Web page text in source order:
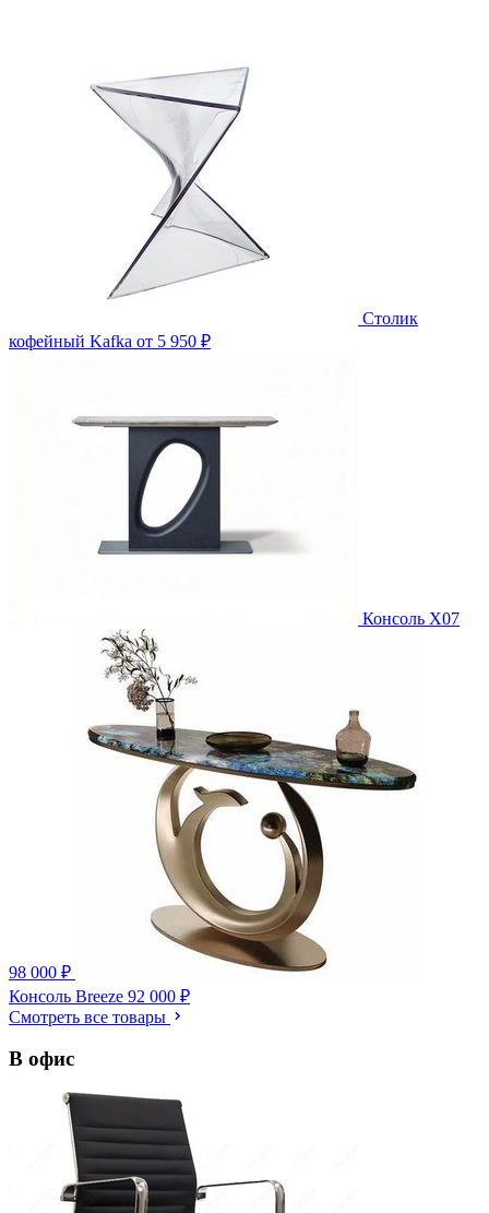
Столик
кофейный Kafka от 5 950 ₽
Консоль X07
98 000 ₽
Консоль Breeze 92 000 ₽
Смотреть все товары
В офис